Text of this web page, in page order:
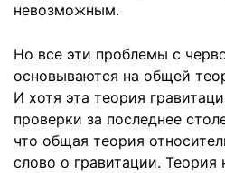
невозможным.
Но все эти проблемы с
основываются на общей
И хотя эта теория
проверки за последнее
что общая теория
слово о гравитации. Теория